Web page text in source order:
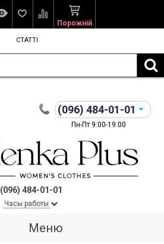
Порожній
СТАТТІ
(096) 484-01-01
Пн-Пт 9:00-19:00
(096) 484-01-01
Часы работы
Меню